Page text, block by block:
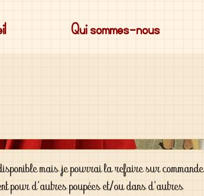
Qui sommes-nous
mais je pourrai la refaire sur commande
pour d'autres poupées et/ou dans d'autres